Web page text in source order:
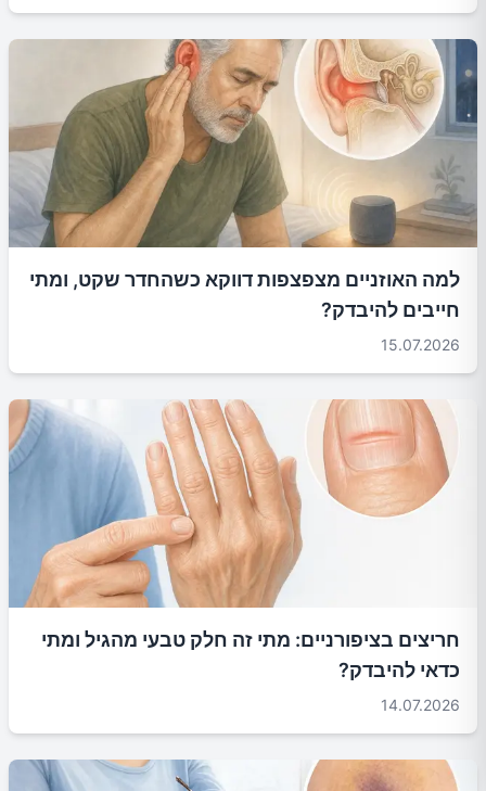
למה האוזניים מצפצפות דווקא כשהחדר שקט, ומתי
חייבים להיבדק?
15.07.2026
חריצים בציפורניים: מתי זה חלק טבעי מהגיל ומתי
כדאי להיבדק?
14.07.2026